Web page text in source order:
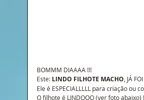
BOMMM DIAAAA !!!
Este: LINDO FILHOTE MACHO, JÁ FOI
Ele é ESPECIALLLLL para criação ou
O filhote é LINDOOO (ver foto abaixo) !